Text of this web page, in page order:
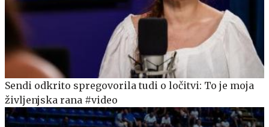
Sendi odkrito spregovorila tudi o ločitvi: To je moja
življenjska rana #video